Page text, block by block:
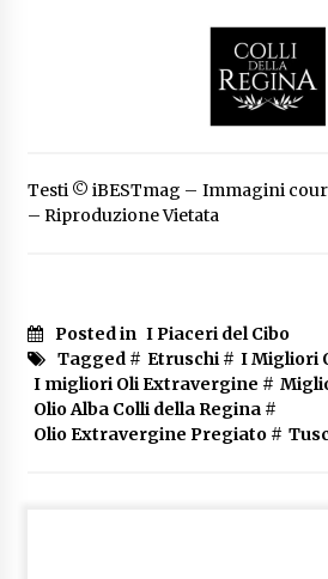
Testi © iBESTmag – Immagini
– Riproduzione Vietata
Posted in I Piaceri del Cibo
Tagged # Etruschi# I Migliori
I migliori Oli Extravergine #
Olio Alba Colli della Regina#
Olio Extravergine Pregiato#